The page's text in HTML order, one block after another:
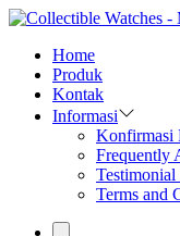
Home
Produk
Kontak
Informasi
Konfirmasi
Frequently
Terms and